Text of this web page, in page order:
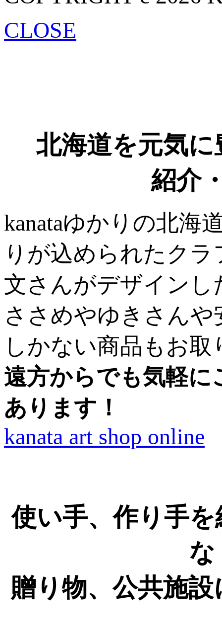
CLOSE
北海道を元気
紹介
kanataゆかりの北海
りが込められたク
文さんがデザインし
ささめやゆきさん
しかない商品もお
遠方からでも気軽
あります！
kanata art shop online
使い手、作り手
な
贈り物、公共施